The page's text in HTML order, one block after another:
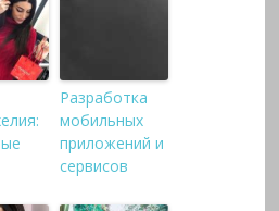
Разработка
мобильных
приложений и
сервисов